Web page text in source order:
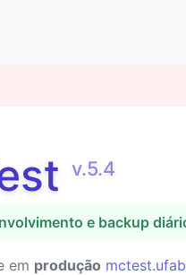
v.5.4
e backup
em produção